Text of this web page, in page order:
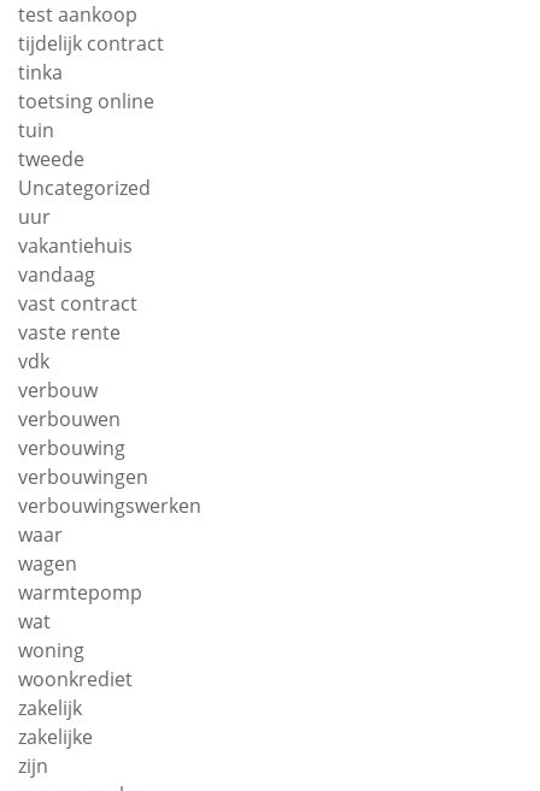
test aankoop
tijdelijk contract
tinka
toetsing online
tuin
tweede
Uncategorized
uur
vakantiehuis
vandaag
vast contract
vaste rente
vdk
verbouw
verbouwen
verbouwing
verbouwingen
verbouwingswerken
waar
wagen
warmtepomp
wat
woning
woonkrediet
zakelijk
zakelijke
zijn